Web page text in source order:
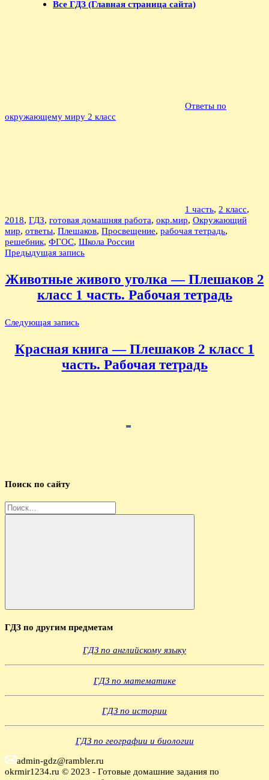
Все ГДЗ (Главная страница сайта)
Ответы по
окружающему миру 2 класс
1 часть, 2 класс,
2018, ГДЗ, готовая домашняя работа, окр.мир, Окружающий
мир, ответы, Плешаков, Просвещение, рабочая тетрадь,
решебник, ФГОС, Школа России
Навигация
записям
Предыдущая запись
Животные живого уголка — Плешаков 2
класс 1 часть. Рабочая тетрадь
Следующая запись
Красная книга — Плешаков 2 класс 1
часть. Рабочая тетрадь
Поиск по сайту
Найти:
Поиск
ГДЗ по другим предметам
ГДЗ по английскому языку
ГДЗ по математике
ГДЗ по истории
ГДЗ по географии и биологии
admin-gdz@rambler.ru
okrmir1234.ru © 2023 - Готовые домашние задания по